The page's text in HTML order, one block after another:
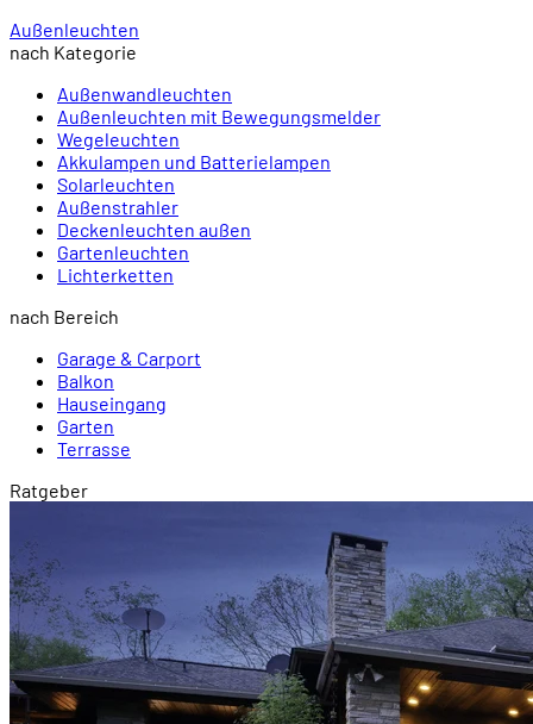
Außenleuchten
nach Kategorie
Außenwandleuchten
Außenleuchten mit Bewegungsmelder
Wegeleuchten
Akkulampen und Batterielampen
Solarleuchten
Außenstrahler
Deckenleuchten außen
Gartenleuchten
Lichterketten
nach Bereich
Garage & Carport
Balkon
Hauseingang
Garten
Terrasse
Ratgeber